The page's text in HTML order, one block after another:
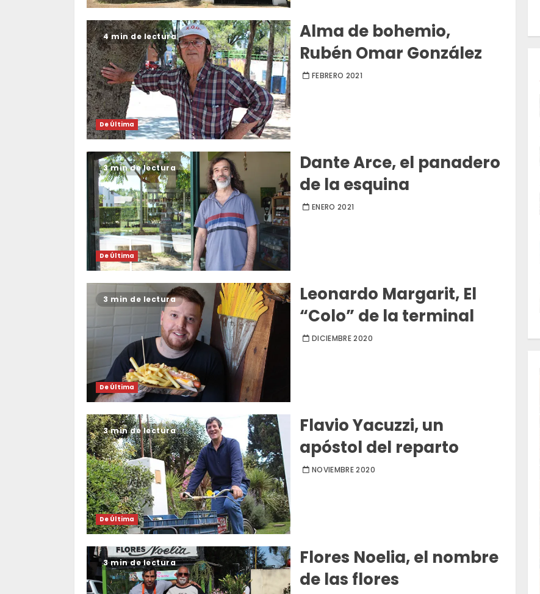
4 min de lectura
De Última
Alma de bohemio,
Rubén Omar González
FEBRERO 2021
3 min de lectura
De Última
Dante Arce, el panadero
de la esquina
ENERO 2021
3 min de lectura
De Última
Leonardo Margarit, El
“Colo” de la terminal
DICIEMBRE 2020
3 min de lectura
De Última
Flavio Yacuzzi, un
apóstol del reparto
NOVIEMBRE 2020
3 min de lectura
Flores Noelia, el nombre
de las flores